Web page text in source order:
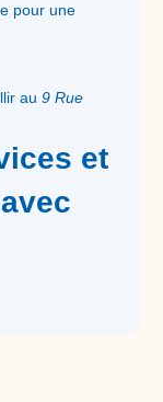
pour une
au 9 Rue
et